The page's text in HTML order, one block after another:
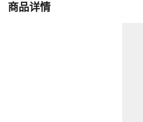
商品详情